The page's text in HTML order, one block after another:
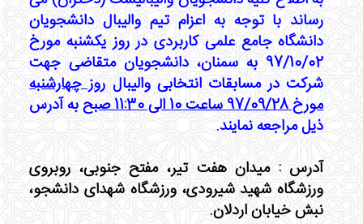
رساند با توجه به اعزام تیم والیبال دانشجویان
دانشگاه جامع علمی کاربردی در روز یکشنبه مورخ
97/10/02 به سمنان، دانشجویان متقاضی جهت
شرکت در مسابقات انتخابی والیبال روز چهارشنبه
مورخ 97/09/28 ساعت 10 الی 11:30 صبح
به آدرس
ذیل مراجعه نمایند.
آدرس : میدان هفت تیر، مفتح جنوبی، روبروی
ورزشگاه شهید شیرودی، ورزشگاه شهدای دانشجو،
نبش خیابان اردلان.